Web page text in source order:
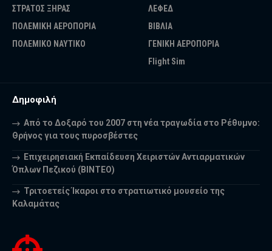
ΣΤΡΑΤΟΣ ΞΗΡΑΣ
ΠΟΛΕΜΙΚΗ ΑΕΡΟΠΟΡΙΑ
ΠΟΛΕΜΙΚΟ ΝΑΥΤΙΚΟ
ΛΕΦΕΔ
ΒΙΒΛΙΑ
ΓΕΝΙΚΗ ΑΕΡΟΠΟΡΙΑ
Flight Sim
Δημοφιλή
Από το Δοξαρό του 2007 στη νέα τραγωδία στο Ρέθυμνο:
Θρήνος για τους πυροσβέστες
Επιχειρησιακή Εκπαίδευση Χειριστών Αντιαρματικών
Όπλων Πεζικού (ΒΙΝΤΕΟ)
Τριτοετείς Ίκαροι στο στρατιωτικό μουσείο της
Καλαμάτας